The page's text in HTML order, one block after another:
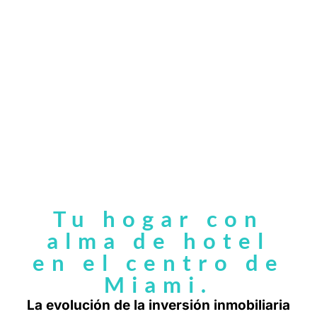
Tu hogar con
alma de hotel
en el centro de
Miami.
La evolución de la inversión inmobiliaria